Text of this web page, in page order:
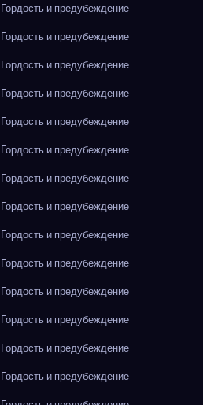
и предубеждение
и предубеждение
и предубеждение
и предубеждение
и предубеждение
и предубеждение
и предубеждение
и предубеждение
и предубеждение
и предубеждение
и предубеждение
и предубеждение
и предубеждение
и предубеждение